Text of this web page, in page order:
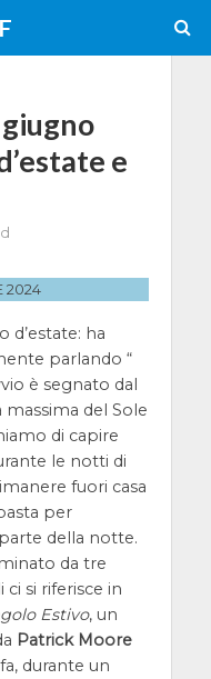
e
2024
d’estate: ha
parlando “
è segnato dal
del Sole
di capire
le notti di
fuori casa
per
della notte.
da tre
si riferisce in
Estivo, un
Patrick Moore
durante un